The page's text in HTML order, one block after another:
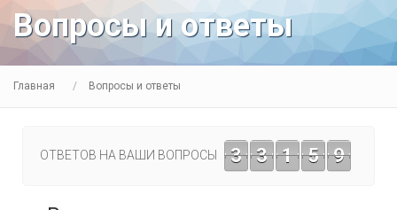
Вопросы и ответы
Главная Вопросы и ответы
ОТВЕТОВ НА ВАШИ ВОПРОСЫ 3 3 1 5 9